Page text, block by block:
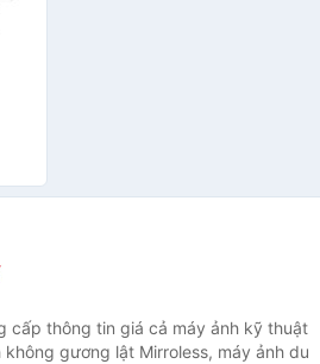
cấp thông tin giá cả máy ảnh kỹ thuật
không gương lật Mirroless, máy ảnh du